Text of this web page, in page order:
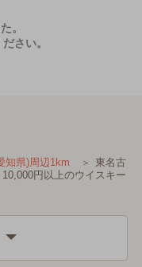
。
さい。
知県)周辺1km
東名古
円以上のウイスキー